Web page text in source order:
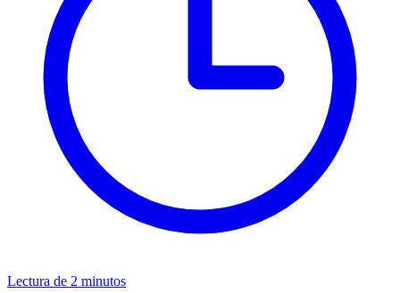
Lectura de 2 minutos